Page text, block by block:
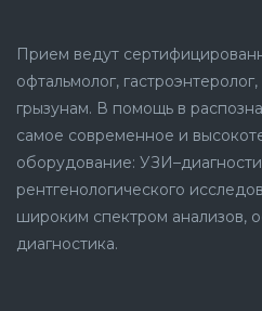
Прием ведут
офтальмолог,
грызунам. В помощь в
самое современное и
оборудование:
рентгенологического
широким спектром анализов,
диагностика.